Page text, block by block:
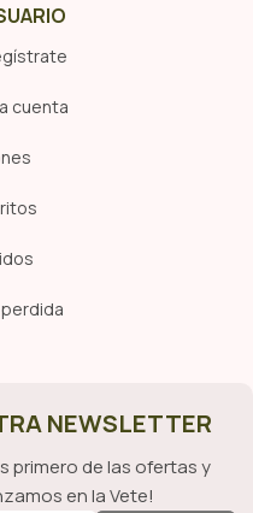
cuenta
NEWSLETTER
primero de las ofertas y
en la Vete!